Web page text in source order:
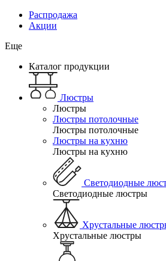
Распродажа
Акции
Еще
Каталог продукции
Люстры
Люстры
Люстры потолочные
Люстры потолочные
Люстры на кухню
Люстры на кухню
Светодиодные
Светодиодные люстры
Хрустальные
Хрустальные люстры